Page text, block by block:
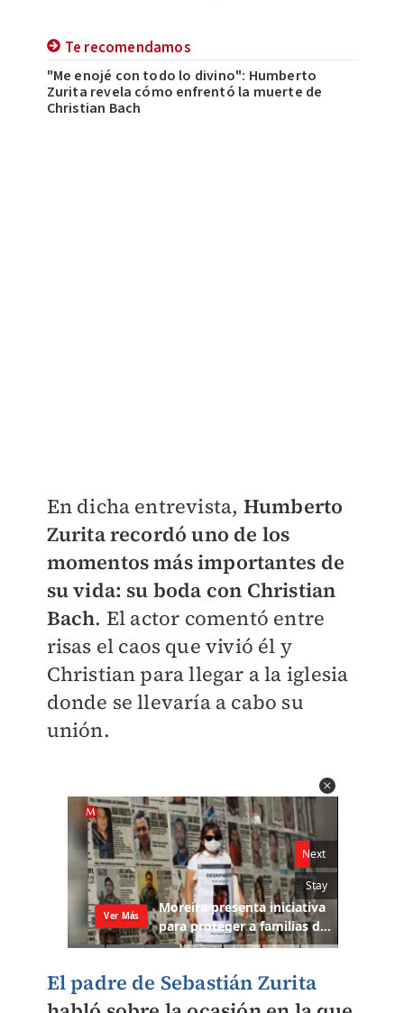
Te recomendamos
"Me enojé con todo lo divino": Humberto
Zurita revela cómo enfrentó la muerte de
Christian Bach
En dicha entrevista, Humberto
Zurita recordó uno de los
momentos más importantes de
su vida: su boda con Christian
Bach. El actor comentó entre
risas el caos que vivió él y
Christian para llegar a la iglesia
donde se llevaría a cabo su
unión.
El padre de Sebastián Zurita